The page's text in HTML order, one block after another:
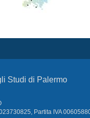
Studi di Palermo
Partita IVA